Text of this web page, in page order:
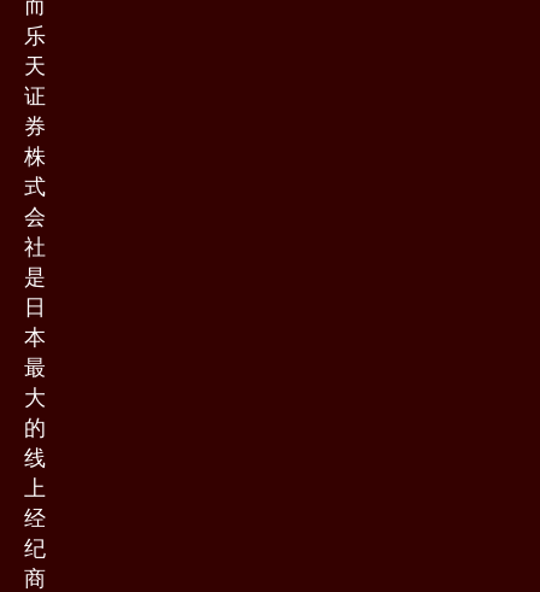
乐
天
证
券
株
式
会
社
是
日
本
最
大
的
线
上
经
纪
商